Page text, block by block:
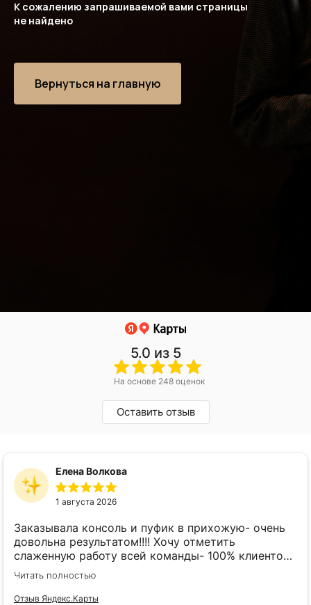
К сожалению запрашиваемой вами страницы
не найдено
Вернуться на главную
5.0 из 5
На основе 248 оценок
Оставить отзыв
Елена Волкова
1 августа 2026
Заказывала консоль и пуфик в прихожую- очень
довольна результатом!!!! Хочу отметить
слаженную работу всей команды- 100% клиенто
ориентированная команда!!!! При заказе
внимательно слушают заказчика , что очень
облегчает подбор материала и цвета. Четкая
Читать полностью
Отзыв Яндекс.Карты